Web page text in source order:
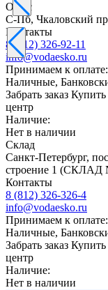
Офис
С-Пб, Чкаловский
Контакты
8 (812) 326-92-11
info@vodaesko.ru
Принимаем к оплате:
Наличные,
Забрать заказ Купить
центр
Наличие:
Нет в наличии
Склад
Санкт-Петербург,
строение 1 (СКЛАД
Контакты
8 (812) 326-326-4
info@vodaesko.ru
Принимаем к оплате:
Наличные,
Забрать заказ Купить
центр
Наличие:
Нет в наличии